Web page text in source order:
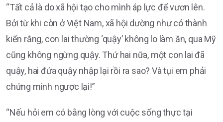
“Tất cả là do xã hội tạo cho mình áp lực để vươn lên.
Bởi từ khi còn ở Việt Nam, xã hội dường như có thành
kiến rằng, con lai thường ‘quậy’ không lo làm ăn, qua Mỹ
cũng không ngừng quậy. Thứ hai nữa, một con lai đã
quậy, hai đứa quậy nhập lại rồi ra sao? Và tụi em phải
chứng minh ngược lại!”
“Nếu hỏi em có bằng lòng với cuộc sống thực tại